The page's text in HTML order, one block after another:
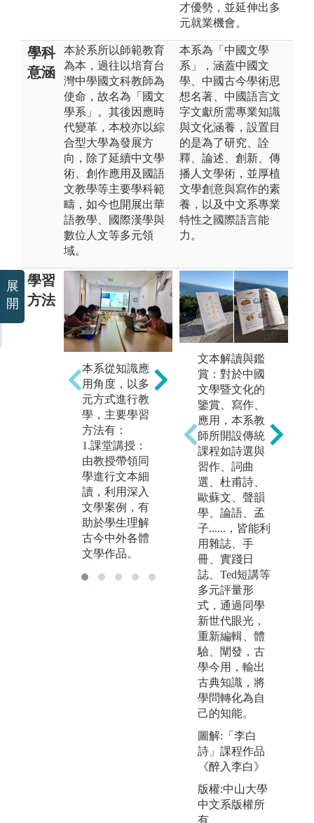
才優勢，並延伸出多
元就業機會。
學科
意涵
本於系所以師範教育
為本，過往以培育台
灣中學國文科教師為
使命，故名為「國文
學系」。其後因應時
代變革，本校亦以綜
合型大學為發展方
向，除了延續中文學
術、創作應用及國語
文教學等主要學科範
疇，如今也開展出華
語教學、國際漢學與
數位人文等多元領
域。
本系為「中國文學
系」，涵蓋中國文
學、中國古今學術思
想名著、中國語言文
字文獻所需專業知識
與文化涵養，設置目
的是為了研究、詮
釋、論述、創新、傳
播人文學術，並厚植
文學創意與寫作的素
養，以及中文系專業
特性之國際語言能
力。
學習
方法
本系從知識應
用角度，以多
元方式進行教
學，主要學習
方法有：
1.課堂講授：
由教授帶領同
學進行文本細
讀，利用深入
文學案例，有
助於學生理解
古今中外各體
文學作品。
2.專題講座
文本解讀與鑑
賞：對於中國
文學暨文化的
鑒賞、寫作、
應用，本系教
師所開設傳統
課程如詩選與
習作、詞曲
選、杜甫詩、
歐蘇文、聲韻
學、論語、孟
子......，皆能利
用雜誌、手
冊、實踐日
誌、Ted短講等
多元評量形
式，通過同學
新世代眼光，
重新編輯、體
驗、闡發，古
學今用，輸出
古典知識，將
學問轉化為自
己的知能。
圖解:「李白
詩」課程作品
《醉入李白》
版權:中山大學
中文系版權所
有
展
開